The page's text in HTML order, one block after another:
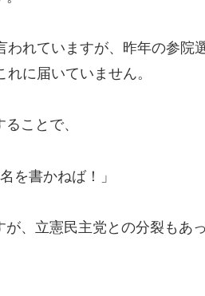
れていますが、昨年の参院
に届いていません。
ことで、
を書かねば！」
、立憲民主党との分裂もあ